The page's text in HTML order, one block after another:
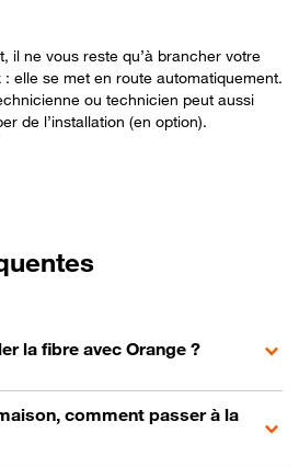
il ne vous reste qu’à brancher votre
: elle se met en route automatiquement.
ou technicien peut aussi
de l’installation (en option).
la fibre avec Orange ?
comment passer à la